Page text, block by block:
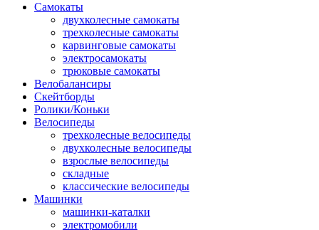
Самокаты
двухколесные самокаты
трехколесные самокаты
карвинговые самокаты
электросамокаты
трюковые самокаты
Велобалансиры
Скейтборды
Ролики/Коньки
Велосипеды
трехколесные велосипеды
двухколесные велосипеды
взрослые велосипеды
складные
классические велосипеды
Машинки
машинки-каталки
электромобили